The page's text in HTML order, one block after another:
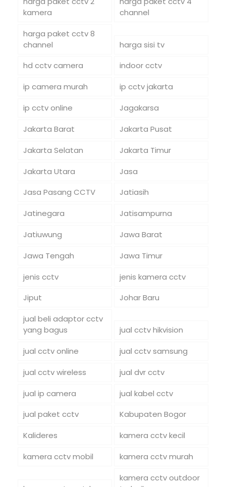
kamera
channel
harga paket cctv 8
channel
harga sisi tv
hd cctv camera
indoor cctv
ip camera murah
ip cctv jakarta
ip cctv online
Jagakarsa
Jakarta Barat
Jakarta Pusat
Jakarta Selatan
Jakarta Timur
Jakarta Utara
Jasa
Jasa Pasang CCTV
Jatiasih
Jatinegara
Jatisampurna
Jatiuwung
Jawa Barat
Jawa Tengah
Jawa Timur
jenis cctv
jenis kamera cctv
Jiput
Johar Baru
jual beli adaptor cctv
yang bagus
jual cctv hikvision
jual cctv online
jual cctv samsung
jual cctv wireless
jual dvr cctv
jual ip camera
jual kabel cctv
jual paket cctv
Kabupaten Bogor
Kalideres
kamera cctv kecil
kamera cctv mobil
kamera cctv murah
kamera cctv outdoor